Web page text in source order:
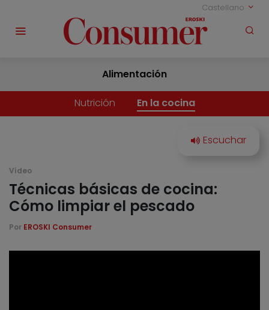
Castellano
Alimentación
Nutrición En la cocina
Vídeo
Técnicas básicas de cocina:
Cómo limpiar el pescado
Por EROSKI Consumer